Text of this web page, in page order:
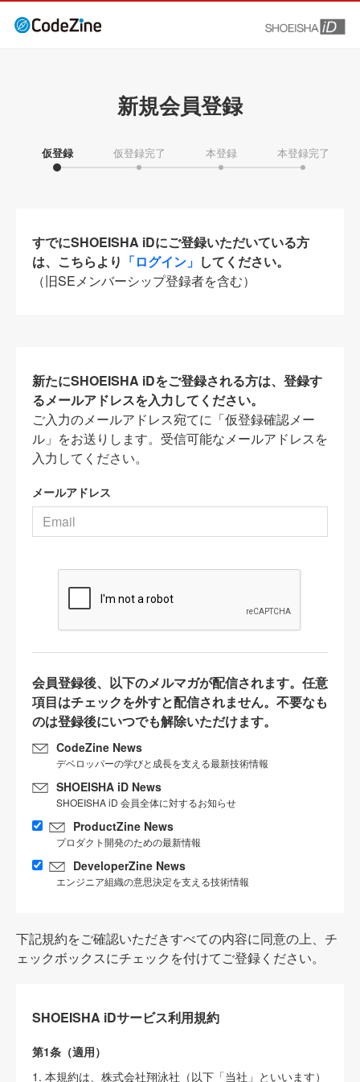
新規会員登録
仮登録 仮登録完了 本登録 本登録完了
すでにSHOEISHA iDにご登録いただいている方
は、こちらより 「ログイン」 してください。
（旧SEメンバーシップ登録者を含む）
新たにSHOEISHA iDをご登録される方は、登録す
るメールアドレスを入力してください。
ご入力のメールアドレス宛てに「仮登録確認メー
ル」をお送りします。受信可能なメールアドレスを
入力してください。
メールアドレス
会員登録後、以下のメルマガが配信されます。任意
項目はチェックを外すと配信されません。不要なも
のは登録後にいつでも解除いただけます。
CodeZine News
デベロッパーの学びと成長を支える最新技術情報
SHOEISHA iD News
SHOEISHA iD 会員全体に対するお知らせ
ProductZine News
プロダクト開発のための最新情報
DeveloperZine News
エンジニア組織の意思決定を支える技術情報
下記規約をご確認いただきすべての内容に同意の上、チ
ェックボックスにチェックを付けてご登録ください。
SHOEISHA iDサービス利用規約
第1条（適用）
1. 本規約は、株式会社翔泳社（以下「当社」といいます）